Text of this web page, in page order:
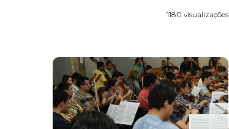
1180 visualizações